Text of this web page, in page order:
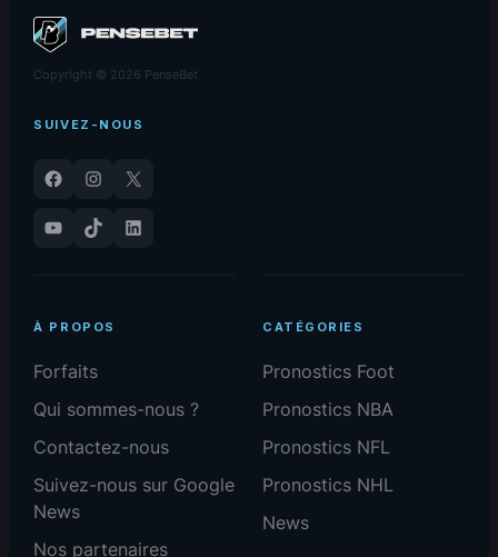
Copyright © 2026 PenseBet
SUIVEZ-NOUS
Facebook Instagram
X
YouTube
TikTok LinkedIn
À PROPOS
Forfaits
Qui sommes-nous ?
Contactez-nous
Suivez-nous sur Google
News
Nos partenaires
CATÉGORIES
Pronostics Foot
Pronostics NBA
Pronostics NFL
Pronostics NHL
News